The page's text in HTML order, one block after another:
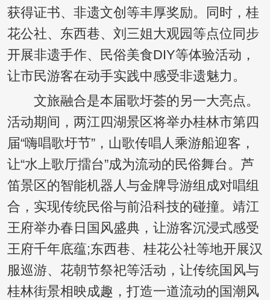
获得证书、非遗文创等丰厚奖励。同时，桂
花公社、东西巷、刘三姐大观园等点位同步
开展非遗手作、民俗美食DIY等体验活动，
让市民游客在动手实践中感受非遗魅力。
文旅融合是本届歌圩荟的另一大亮点。
活动期间，两江四湖景区将举办桂林市第四
届“嗨唱歌圩节”，山歌传唱人乘游船迎客，
让“水上歌厅擂台”成为流动的民俗舞台。芦
笛景区的智能机器人与金牌导游组成对唱组
合，实现传统民俗与前沿科技的碰撞。靖江
王府举办春日国风盛典，让游客沉浸式感受
王府千年底蕴;东西巷、桂花公社等地开展汉
服巡游、花朝节祭祀等活动，让传统国风与
桂林街景相映成趣，打造一道流动的国潮风